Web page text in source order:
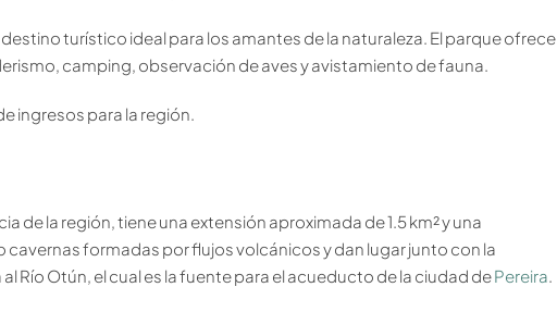
turístico ideal para los amantes de la naturaleza. El parque ofrece
camping, observación de aves y avistamiento de fauna.
ingresos para la región.
de la región, tiene una extensión aproximada de 1.5 km² y una
formadas por flujos volcánicos y dan lugar junto con la
Río Otún, el cual es la fuente para el acueducto de la ciudad dePereira